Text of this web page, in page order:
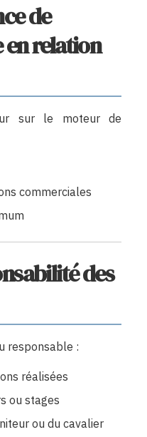
de
en relation
sur le moteur de
commerciales
des
responsable :
réalisées
ou stages
ou du cavalier